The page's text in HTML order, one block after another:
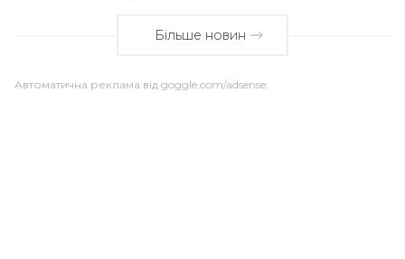
Більше новин
Автоматична реклама від goggle.com/adsense: